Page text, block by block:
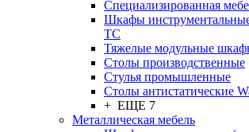
Cпециализированная
Шкафы
TC
Тяжелые модульные
Столы производственные
Стулья промышленные
Столы антистатические
+ ЕЩЕ 7
Металлическая мебель